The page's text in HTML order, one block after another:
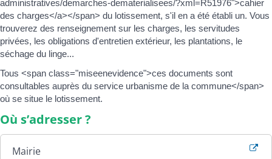
administratives/demarches-dematerialisees/?xml=R51976">cahier
des charges</a></span> du lotissement, s'il en a été établi un. Vous
trouverez des renseignement sur les charges, les servitudes
privées, les obligations d'entretien extérieur, les plantations, le
séchage du linge...
Tous <span class="miseenevidence">ces documents sont
consultables auprès du service urbanisme de la commune</span>
où se situe le lotissement.
Où s’adresser ?
Mairie